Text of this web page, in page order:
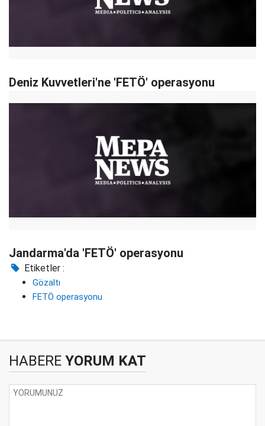
Deniz Kuvvetleri'ne 'FETÖ' operasyonu
Jandarma'da 'FETÖ' operasyonu
Etiketler :
Gözaltı
FETÖ operasyonu
HABERE YORUM KAT